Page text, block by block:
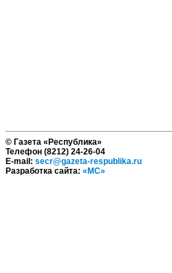
© Газета «Республика»
Телефон (8212) 24-26-04
E-mail: secr@gazeta-respublika.ru
Разработка сайта: «МС»